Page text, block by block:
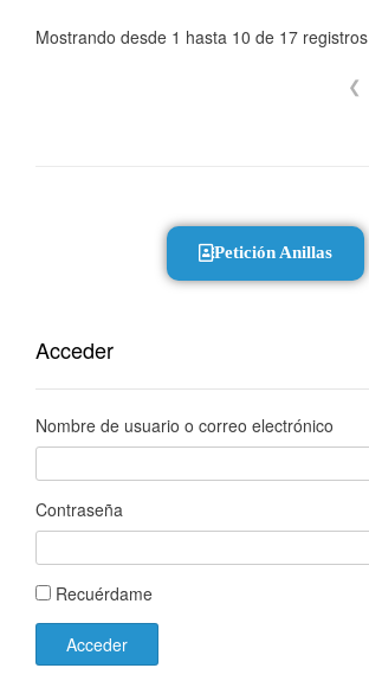
Mostrando desde 1 hasta 10 de 17 registros
❮
Petición Anillas
Acceder
Nombre de usuario o correo electrónico
Contraseña
Recuérdame
Acceder